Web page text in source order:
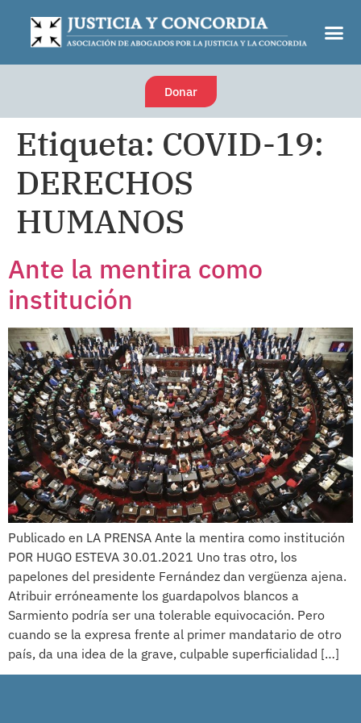
Donar
Etiqueta: COVID-19:
DERECHOS
HUMANOS
Ante la mentira como
institución
Publicado en LA PRENSA Ante la mentira como institución
POR HUGO ESTEVA 30.01.2021 Uno tras otro, los
papelones del presidente Fernández dan vergüenza ajena.
Atribuir erróneamente los guardapolvos blancos a
Sarmiento podría ser una tolerable equivocación. Pero
cuando se la expresa frente al primer mandatario de otro
país, da una idea de la grave, culpable superficialidad […]